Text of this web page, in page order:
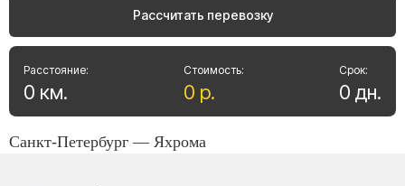
Рассчитать перевозку
Стоимость:
0 р.
Расстояние:
0 км.
Срок:
0 дн.
Санкт-Петербург — Яхрома